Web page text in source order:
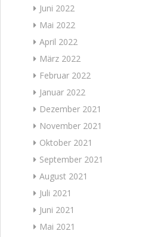
Juni 2022
Mai 2022
April 2022
März 2022
Februar 2022
Januar 2022
Dezember 2021
November 2021
Oktober 2021
September 2021
August 2021
Juli 2021
Juni 2021
Mai 2021